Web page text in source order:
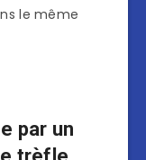
le même
par un